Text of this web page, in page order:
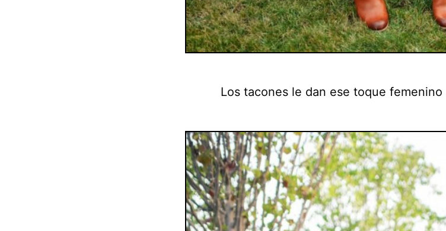
Los tacones le dan ese toque